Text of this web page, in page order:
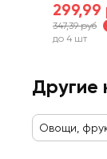
299,99
347,39 руб
до 4 шт
Другие
Овощи,